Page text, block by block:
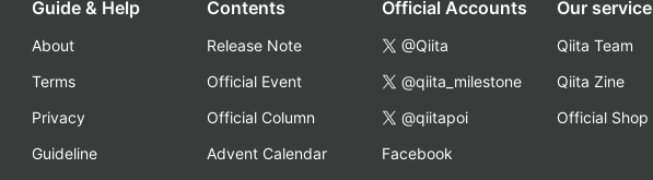
Guide & Help
About
Terms
Privacy
Guideline
Contents
Release Note
Official Event
Official Column
Advent Calendar
Official Accounts
@Qiita
@qiita_milestone
@qiitapoi
Facebook
Our service
Qiita Team
Qiita Zine
Official Shop